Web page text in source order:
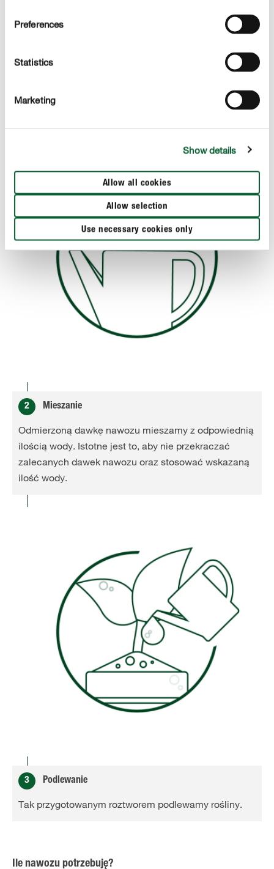
Preferences
Statistics
Marketing
Show details
Allow all cookies
Allow selection
Use necessary cookies only
Przed użyciem należy wstrząsnąć butelką, aby
wymieszać jej zawartość. Następnie odmierzamy
odpowiednią ilość nawozu za pomocą nakrętki, która
posiada 3 poziomy dawek.
2 Mieszanie
Odmierzoną dawkę nawozu mieszamy z odpowiednią
ilością wody. Istotne jest to, aby nie przekraczać
zalecanych dawek nawozu oraz stosować wskazaną
ilość wody.
3 Podlewanie
Tak przygotowanym roztworem podlewamy rośliny.
Ile nawozu potrzebuję?